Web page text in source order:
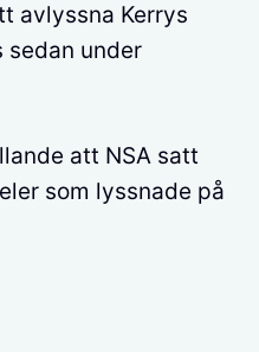
avlyssna Kerrys
sedan under
att NSA satt
som lyssnade på